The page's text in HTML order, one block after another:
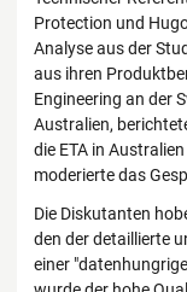
Protection und
Analyse aus der
aus ihren
Engineering an der
Australien,
die ETA in
moderierte das
Die Diskutanten
den der detaillierte
einer